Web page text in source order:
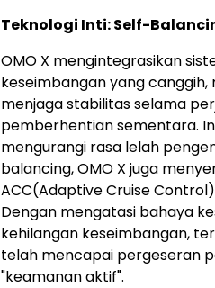
Teknologi Inti: Self-
OMO X mengintegrasikan
keseimbangan yang
menjaga stabilitas selama
pemberhentian sementara.
mengurangi rasa lelah
balancing, OMO X juga
ACC(Adaptive Cruise
Dengan mengatasi bahaya
kehilangan keseimbangan,
telah mencapai pergeseran
"keamanan aktif".